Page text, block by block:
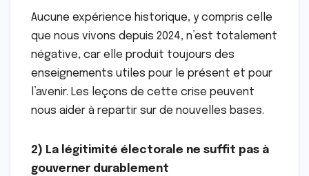
Aucune expérience historique, y compris celle
que nous vivons depuis 2024, n’est totalement
négative, car elle produit toujours des
enseignements utiles pour le présent et pour
l’avenir. Les leçons de cette crise peuvent
nous aider à repartir sur de nouvelles bases.
2) La légitimité électorale ne suffit pas à
gouverner durablement